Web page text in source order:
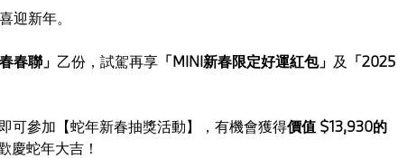
迎新年。
春聯」 乙份，試駕再享「MINI新春限定好運紅包」 及
「2025
可參加【蛇年新春抽獎活動】，有機會獲得價值 $13,930的
慶蛇年大吉！